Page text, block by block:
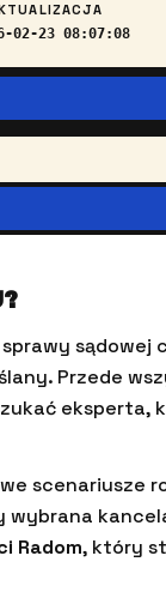
02-23 08:07:08
sądowej
Przede
eksperta,
scenariusze
wybrana
Radom, który